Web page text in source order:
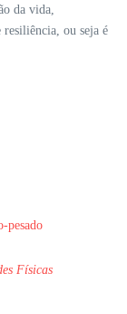
da vida,
ou seja é
pesado
Físicas